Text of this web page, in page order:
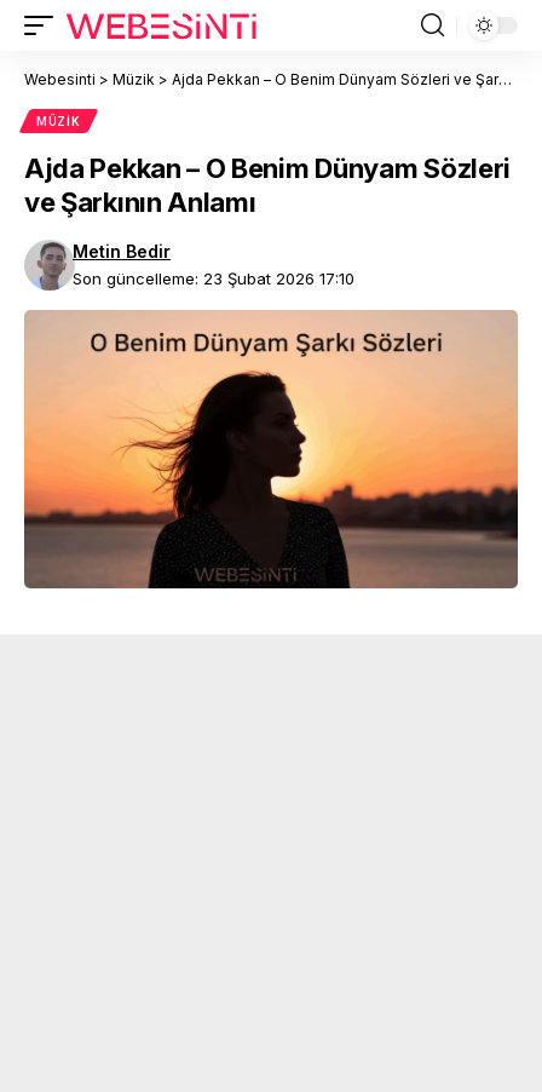
Webesinti > Müzik > Ajda Pekkan – O Benim Dünyam Sözleri ve Şarkının Anlamı
MÜZIK
Ajda Pekkan – O Benim Dünyam Sözleri
ve Şarkının Anlamı
Son güncelleme: 23 Şubat 2026 17:10
Metin Bedir